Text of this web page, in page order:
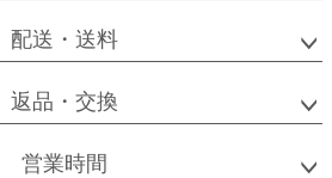
配送・送料
返品・交換
営業時間